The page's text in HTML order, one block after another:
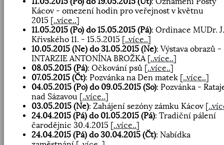
Kácov - omezení hodin pro veřejnost v květnu
2015 [..více..]
11.05.2015 (Po) do 15.05.2015 (Pá): Ordinace MUDr. J.
Křivského 11. - 15.5.2015 [..více..]
10.05.2015 (Ne) do 31.05.2015 (Ne): Výstava obrazů -
INTARZIE ANTONÍNA BROŽKA [..více..]
08.05.2015 (Pá): Očkování psů [..více..]
07.05.2015 (Čt): Pozvánka na Den matek [..více..]
04.05.2015 (Po) do 09.05.2015 (So): Pozvánka -
nad Sázavou [..více..]
03.05.2015 (Ne): Zahájení sezóny zámku Kácov [
24.04.2015 (Pá) do 01.05.2015 (Pá): Tradiční pálení
čarodějnic 30.4.2015 [..více..]
24.04.2015 (Pá) do 30.04.2015 (Čt): Nabídka